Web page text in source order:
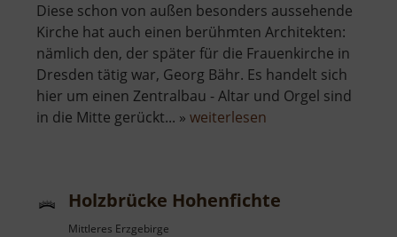
Diese schon von außen besonders aussehende
Kirche hat auch einen berühmten Architekten:
nämlich den, der später für die Frauenkirche in
Dresden tätig war, Georg Bähr. Es handelt sich
hier um einen Zentralbau - Altar und Orgel sind
in die Mitte gerückt... » weiterlesen
Holzbrücke Hohenfichte
Mittleres Erzgebirge